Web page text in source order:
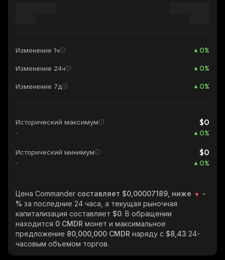
Изменение 1ч 0%
Изменение 24ч 0%
Изменение 7д 0%
Исторический максимум $0
- 0%
Исторический минимум $0
- 0%
Цена Commander составляет $0,00007189, ниже
-
% за последние 24 часа, а текущая рыночная
капитализация составляет $0. В обращении
находится 0 CMDR монет и максимальное
предложение 80,000,000 CMDR наряду с $8,43 24-
часовым объемом торгов.